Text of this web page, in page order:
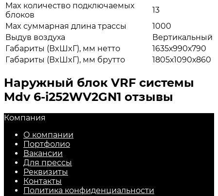
Max количество подключаемых
блоков
13
Max суммарная длина трассы
1000
Выдув воздуха
Вертикальный
Габариты (ВxШxГ), мм нетто
1635х990х790
Габариты (ВxШxГ), мм брутто
1805х1090х860
Наружный блок VRF системы
Mdv 6-i252WV2GN1 отзывы
Компания
О компании
Портфолио
Вакансии
Для прессы
Реквизиты
Контакты
Политика конфиденциальности